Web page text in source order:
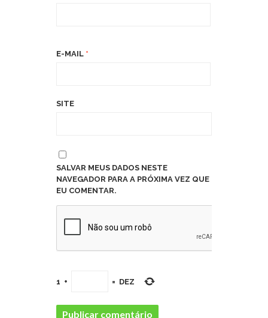
E-MAIL *
SITE
SALVAR MEUS DADOS NESTE
NAVEGADOR PARA A PRÓXIMA VEZ QUE
EU COMENTAR.
1 + = DEZ